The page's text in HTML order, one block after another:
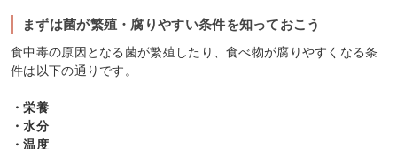
まずは菌が繁殖・腐りやすい条件を知っておこう
食中毒の原因となる菌が繁殖したり、食べ物が腐りやすくなる条
件は以下の通りです。
・栄養
・水分
・温度